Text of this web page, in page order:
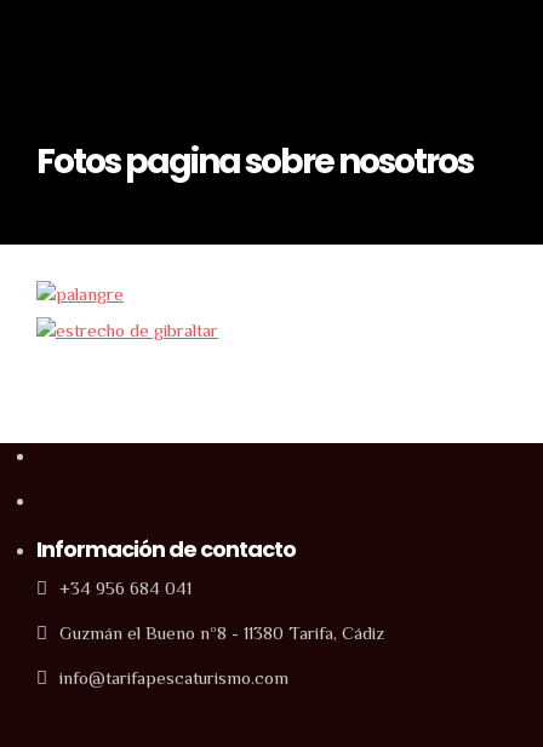
Fotos pagina sobre nosotros
Información de contacto
+34 956 684 041
Guzmán el Bueno nº8 - 11380 Tarifa, Cádiz
info@tarifapescaturismo.com